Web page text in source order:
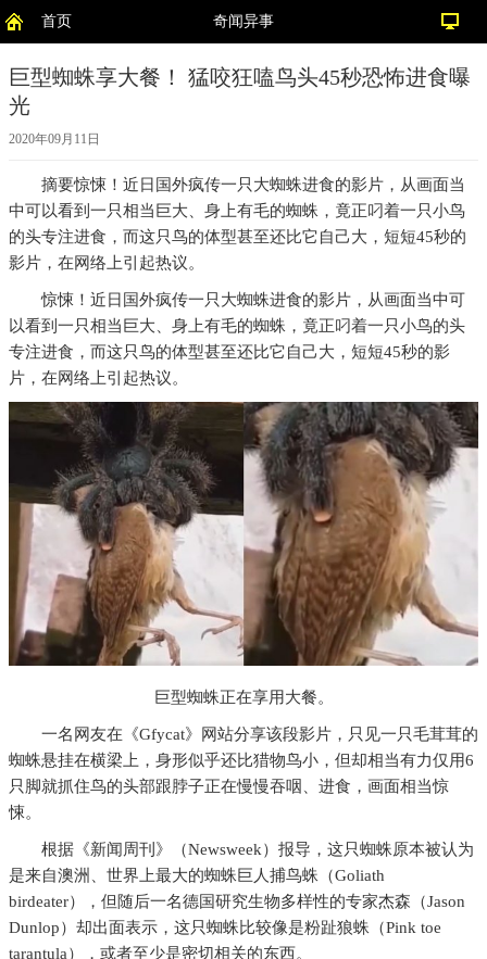
首页 奇闻异事
巨型蜘蛛享大餐！ 猛咬狂嗑鸟头45秒恐怖进食曝
光
2020年09月11日
摘要惊悚！近日国外疯传一只大蜘蛛进食的影片，从画面当
中可以看到一只相当巨大、身上有毛的蜘蛛，竟正叼着一只小鸟
的头专注进食，而这只鸟的体型甚至还比它自己大，短短45秒的
影片，在网络上引起热议。
惊悚！近日国外疯传一只大蜘蛛进食的影片，从画面当中可
以看到一只相当巨大、身上有毛的蜘蛛，竟正叼着一只小鸟的头
专注进食，而这只鸟的体型甚至还比它自己大，短短45秒的影
片，在网络上引起热议。
巨型蜘蛛正在享用大餐。
一名网友在《Gfycat》网站分享该段影片，只见一只毛茸茸的
蜘蛛悬挂在横梁上，身形似乎还比猎物鸟小，但却相当有力仅用6
只脚就抓住鸟的头部跟脖子正在慢慢吞咽、进食，画面相当惊
悚。
根据《新闻周刊》（Newsweek）报导，这只蜘蛛原本被认为
是来自澳洲、世界上最大的蜘蛛巨人捕鸟蛛（Goliath
birdeater），但随后一名德国研究生物多样性的专家杰森（Jason
Dunlop）却出面表示，这只蜘蛛比较像是粉趾狼蛛（Pink toe
tarantula），或者至少是密切相关的东西。